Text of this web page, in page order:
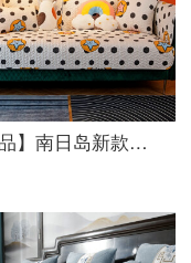
【新品】南日岛新款卡通沙发垫纯コットン布艺全包坐垫子皮防滑北欧简约客厅家用四季通用盖布靠背巾ソファーカバー罩冬季 童星（春季新款） 70*150cm